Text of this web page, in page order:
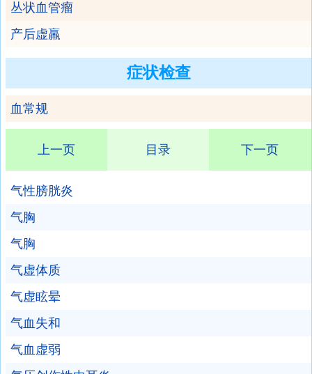
丛状血管瘤
产后虚羸
症状检查
血常规
上一页 目录 下一页
气性膀胱炎
气胸
气胸
气虚体质
气虚眩晕
气血失和
气血虚弱